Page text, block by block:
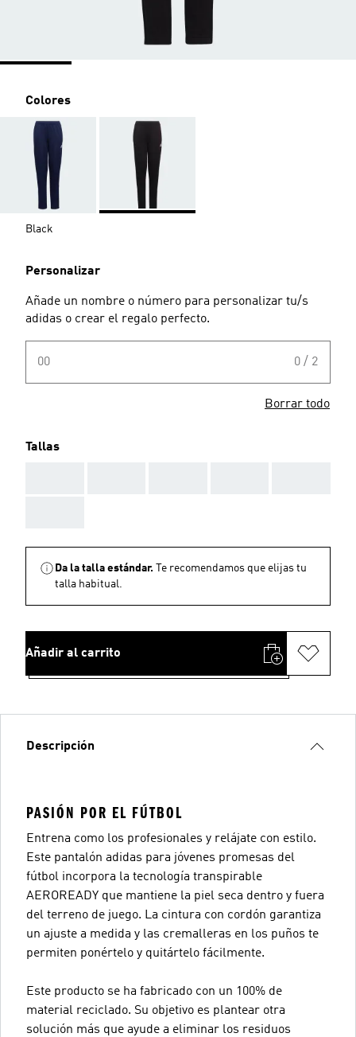
Colores
Black
Personalizar
Añade un nombre o número para personalizar tu/s
adidas o crear el regalo perfecto.
00 0 / 2
Borrar todo
Tallas
Da la talla estándar.
Te recomendamos que elijas tu
talla habitual.
Añadir al carrito
Descripción
PASIÓN POR EL FÚTBOL
Entrena como los profesionales y relájate con estilo.
Este pantalón adidas para jóvenes promesas del
fútbol incorpora la tecnología transpirable
AEROREADY que mantiene la piel seca dentro y fuera
del terreno de juego. La cintura con cordón garantiza
un ajuste a medida y las cremalleras en los puños te
permiten ponértelo y quitártelo fácilmente.
Este producto se ha fabricado con un 100% de
material reciclado. Su objetivo es plantear otra
solución más que ayude a eliminar los residuos